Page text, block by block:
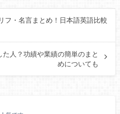
フ・名言まとめ！日本語英語比較
人？功績や業績の簡単のまと
めについても